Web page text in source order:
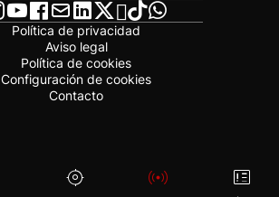
Política de privacidad
Aviso legal
Política de cookies
Configuración de cookies
Contacto